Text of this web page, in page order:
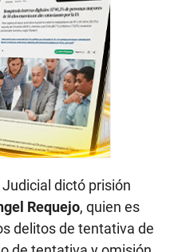
dictó prisión
Requejo, quien es
delitos de tentativa de